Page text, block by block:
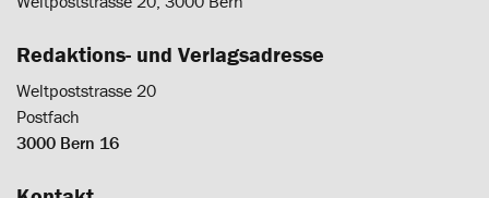
Redaktions- und Verlagsadresse
Weltpoststrasse 20
Postfach
3000 Bern 16